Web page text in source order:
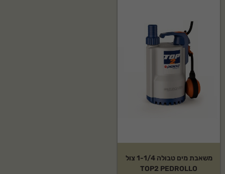
משאבת מים טבולה 1-1/4 צול
TOP2 PEDROLLO